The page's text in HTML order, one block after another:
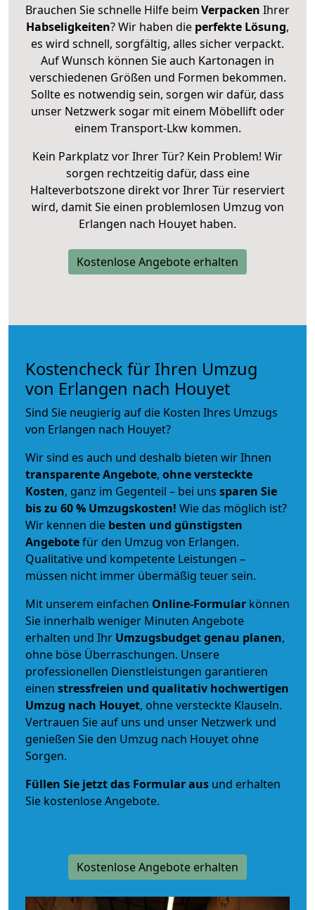
Brauchen Sie schnelle Hilfe beim Verpacken Ihrer
Habseligkeiten? Wir haben die perfekte Lösung,
es wird schnell, sorgfältig, alles sicher verpackt.
Auf Wunsch können Sie auch Kartonagen in
verschiedenen Größen und Formen bekommen.
Sollte es notwendig sein, sorgen wir dafür, dass
unser Netzwerk sogar mit einem Möbellift oder
einem Transport-Lkw kommen.
Kein Parkplatz vor Ihrer Tür? Kein Problem! Wir
sorgen rechtzeitig dafür, dass eine
Halteverbotszone direkt vor Ihrer Tür reserviert
wird, damit Sie einen problemlosen Umzug von
Erlangen nach Houyet haben.
Kostenlose Angebote erhalten
Kostencheck für Ihren Umzug
von Erlangen nach Houyet
Sind Sie neugierig auf die Kosten Ihres Umzugs
von Erlangen nach Houyet?
Wir sind es auch und deshalb bieten wir Ihnen
transparente Angebote, ohne versteckte
Kosten, ganz im Gegenteil – bei uns sparen Sie
bis zu 60 % Umzugskosten! Wie das möglich ist?
Wir kennen die besten und günstigsten
Angebotefür den Umzug von Erlangen.
Qualitative und kompetente Leistungen –
müssen nicht immer übermäßig teuer sein.
Mit unserem einfachen Online-Formular können
Sie innerhalb weniger Minuten Angebote
erhalten und Ihr Umzugsbudgetgenau planen,
ohne böse Überraschungen. Unsere
professionellen Dienstleistungen garantieren
einen stressfreien und qualitativ hochwertigen
Umzug nach Houyet, ohne versteckte Klauseln.
Vertrauen Sie auf uns und unser Netzwerk und
genießen Sie den Umzug nach Houyet ohne
Sorgen.
Füllen Sie jetzt das Formular aus und erhalten
Sie kostenlose Angebote.
Kostenlose Angebote erhalten